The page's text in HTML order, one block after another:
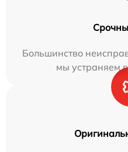
Большинство
мы устраняем